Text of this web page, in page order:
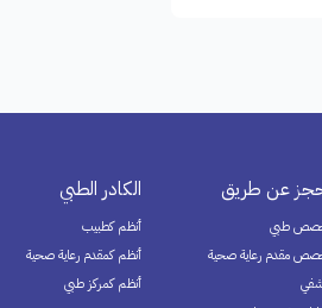
عن طريق
طبي
مقدم رعاية صحية
الكادر الطبي
أنظم كطبيب
أنظم كمقدم رعاية صحية
أنظم كمركز طبي